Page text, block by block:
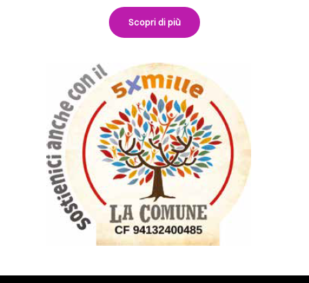
Scopri di più